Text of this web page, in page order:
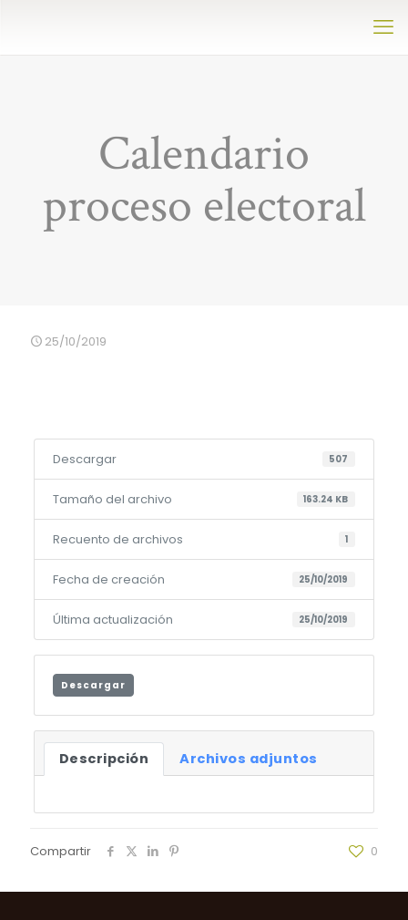
Calendario
proceso electoral
25/10/2019
Descargar 507
Tamaño del archivo 163.24 KB
Recuento de archivos 1
Fecha de creación 25/10/2019
Última actualización 25/10/2019
Descargar
Descripción Archivos adjuntos
Compartir 0